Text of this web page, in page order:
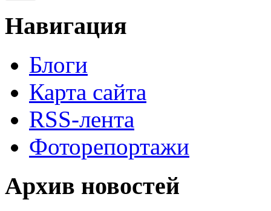
Навигация
Блоги
Карта сайта
RSS-лента
Фоторепортажи
Архив новостей